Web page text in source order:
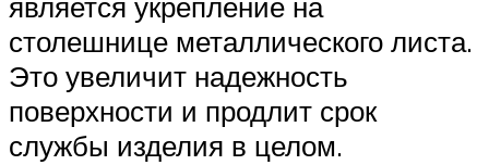
столешнице металлического листа.
Это увеличит надежность
поверхности и продлит срок
службы изделия в целом.